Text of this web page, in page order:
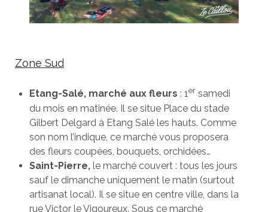
Zone Sud
Etang-Salé, marché aux fleurs : 1er samedi
du mois en matinée. Il se situe Place du stade
Gilbert Delgard à Etang Salé les hauts. Comme
son nom l’indique, ce marché vous proposera
des fleurs coupées, bouquets, orchidées…
Saint-Pierre,le marché couvert : tous les jours
sauf le dimanche uniquement le matin (surtout
artisanat local). Il se situe en centre ville, dans la
rue Victor le Vigoureux. Sous ce marché